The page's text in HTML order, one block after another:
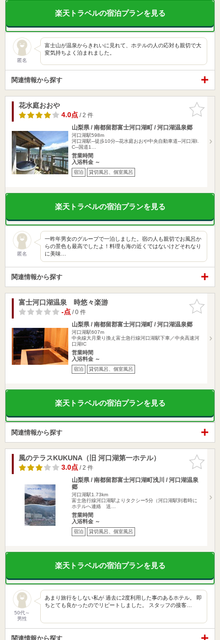
楽天トラベルの宿泊プランを見る
匿名
富士山が温泉からきれいに見れて、ホテルの人の応対も親切で大
変気持ちよく泊まれました。
関連情報から探す
お気に入
りに追加
花水庭おおや
4.0点/ 2 件
山梨県 / 南都留郡富士河口湖町 / 河口湖温泉郷
河口湖駅598m
河口湖駅─徒歩10分─花水庭おおや中央自動車道─河口湖I.
C─国道1…
営業時間
入浴料金 ～
宿泊 貸切風呂、個室風呂
楽天トラベルの宿泊プランを見る
匿名
一昨年男女のグループで一泊しました。宿の人も親切でお風呂か
らの景色も最高でしたよ！料理も海の近くではないけどそれなり
に美味…
関連情報から探す
お気に入
りに追加
富士河口湖温泉 時悠々楽游
-点/ 0 件
山梨県 / 南都留郡富士河口湖町 / 河口湖温泉郷
河口湖駅607m
中央線大月乗り換え富士急行線河口湖駅下車／中央高速河
口湖IC
営業時間
入浴料金 ～
宿泊 貸切風呂、個室風呂
楽天トラベルの宿泊プランを見る
関連情報から探す
お気に入
りに追加
風のテラスKUKUNA（旧 河口湖第一ホテル）
3.0点/ 2 件
山梨県 / 南都留郡富士河口湖町浅川 / 河口湖温泉
郷
河口湖駅1.73km
富士急行線河口湖駅よりタクシー5分（河口湖駅到着時に
ホテルへ連絡 送…
営業時間
入浴料金 ～
宿泊 貸切風呂、個室風呂
楽天トラベルの宿泊プランを見る
50代～
男性
あまり旅行をしない私が 過去に2度利用した事のあるホテル。 即
ちとても良かったのでリピートしました。 スタッフの接客…
関連情報から探す